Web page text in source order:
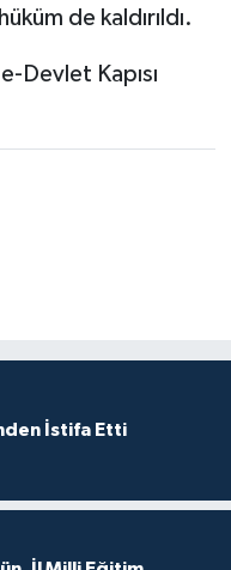
de kaldırıldı.
Devlet Kapısı
İstifa Etti